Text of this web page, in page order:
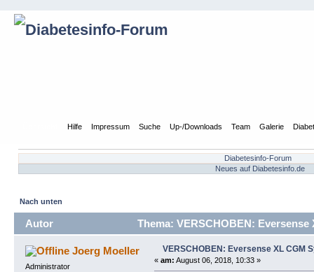
Hilfe Impressum Suche Up-/Downloads Team Galerie
Diabetesinfo-Forum
Neues auf Diabetesinfo.de
Nach unten
Autor Thema: VERSCHOBEN:
Joerg Moeller
Administrator
VERSCHOBEN: Eversense XL CGM
« am: August 06, 2018, 10:33 »